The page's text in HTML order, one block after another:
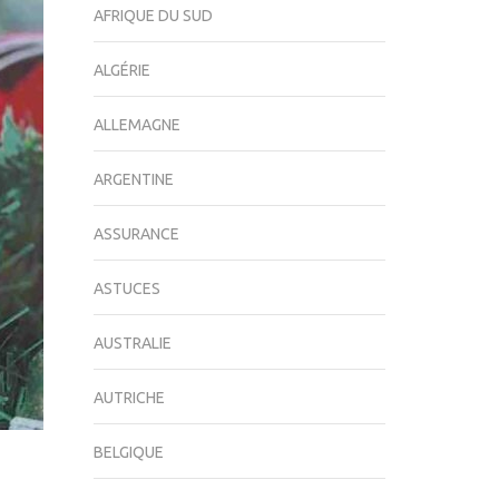
AFRIQUE DU SUD
ALGÉRIE
ALLEMAGNE
ARGENTINE
ASSURANCE
ASTUCES
AUSTRALIE
AUTRICHE
BELGIQUE